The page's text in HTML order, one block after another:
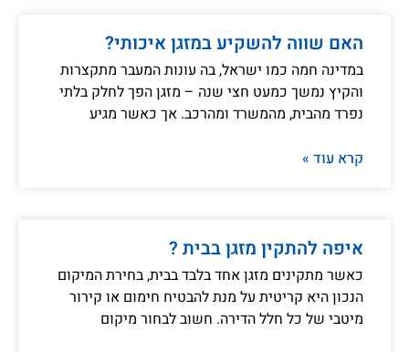
האם שווה להשקיע במזגן איכותי?
במדינה חמה כמו ישראל, בה עונות המעבר מתקצרות
והקיץ נמשך כמעט חצי שנה – מזגן הפך לחלק בלתי
נפרד מהבית, מהמשרד ומהרכב. אך כאשר מגיע
קרא עוד »
איפה להתקין מזגן בבית ?
כאשר מתקינים מזגן אחד בלבד בבית, בחירת המיקום
הנכון היא קריטית על מנת להבטיח חימום או קירור
מיטבי של כל חלל הדירה. חשוב לבחור מיקום